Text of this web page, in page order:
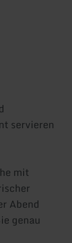
servieren
mit
Abend
genau